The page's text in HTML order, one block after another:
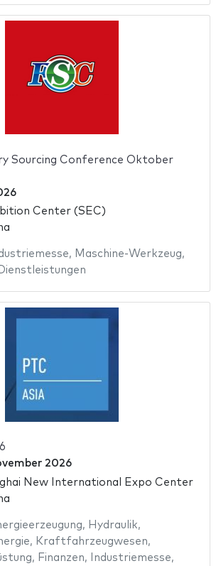
Sourcing Conference Oktober
Center (SEC)
, Maschine-Werkzeug,
2026
New International Expo Center
, Hydraulik,
, Kraftfahrzeugwesen,
, Finanzen, Industriemesse,